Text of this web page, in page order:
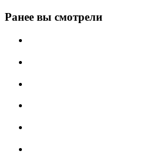
Ранее вы смотрели